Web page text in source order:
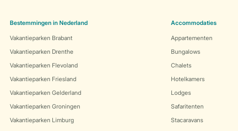
Bestemmingen in Nederland
Vakantieparken Brabant
Vakantieparken Drenthe
Vakantieparken Flevoland
Vakantieparken Friesland
Vakantieparken Gelderland
Vakantieparken Groningen
Vakantieparken Limburg
Accommodaties
Appartementen
Bungalows
Chalets
Hotelkamers
Lodges
Safaritenten
Stacaravans